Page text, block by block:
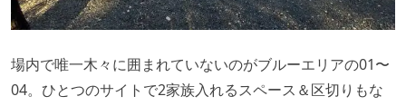
場内で唯一木々に囲まれていないのがブルーエリアの01〜
04。ひとつのサイトで2家族入れるスペース＆区切りもな